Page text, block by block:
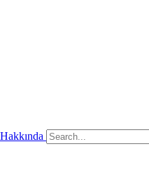
Hakkında